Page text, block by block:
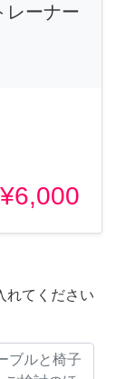
レーナー
¥6,000
れてください